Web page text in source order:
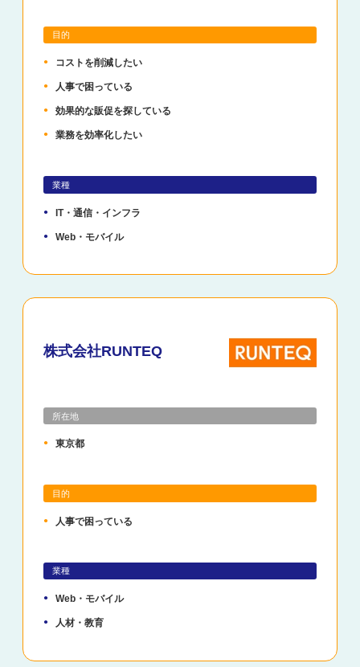
目的
コストを削減したい
人事で困っている
効果的な販促を探している
業務を効率化したい
業種
IT・通信・インフラ
Web・モバイル
株式会社RUNTEQ
所在地
東京都
目的
人事で困っている
業種
Web・モバイル
人材・教育